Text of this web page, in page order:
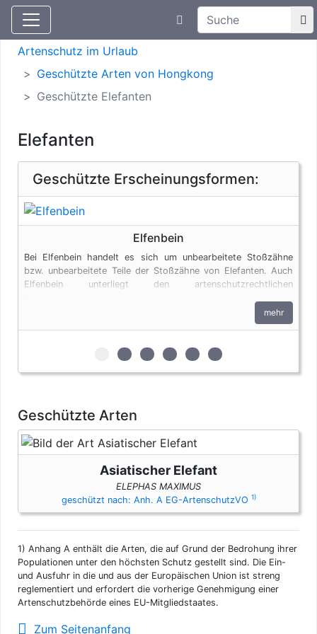
Aktuelle Meldungen
Suchtexteingabe
Artenschutz
Artenschutz im Urlaub
Geschützte Arten von Hongkong
Geschützte Elefanten
Elefanten
Geschützte Erscheinungsformen:
Elfenbein
Bei Elfenbein handelt es sich um unbearbeitete Stoßzähne
bzw. unbearbeitete Teile der Stoßzähne von Elefanten. Auch
Elfenbein unterliegt den artenschutzrechtlichen
mehr
zur 1. geschützten Erscheinungsform
zur 2. geschützten
zur 3. geschützten
zur 4. geschützten
zur 5. geschützten
zur 6. geschützten
Geschützte Arten
Asiatischer Elefant
ELEPHAS MAXIMUS
geschützt nach: Anh. A EG-ArtenschutzVO 1)
1) Anhang A enthält die Arten, die auf Grund der Bedrohung ihrer
Populationen unter den höchsten Schutz gestellt sind. Die Ein-
und Ausfuhr in die und aus der Europäischen Union ist streng
reglementiert und erfordert die vorherige Genehmigung einer
Artenschutzbehörde eines EU-Mitgliedstaates.
Zum Seitenanfang